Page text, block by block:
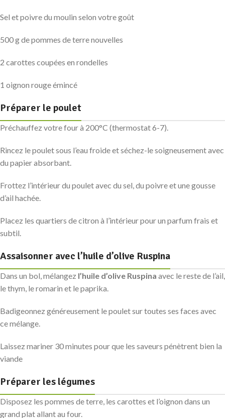
Sel et poivre du moulin selon votre goût
500 g de pommes de terre nouvelles
2 carottes coupées en rondelles
1 oignon rouge émincé
Préparer le poulet
Préchauffez votre four à 200°C (thermostat 6-7).
Rincez le poulet sous l’eau froide et séchez-le soigneusement avec
du papier absorbant.
Frottez l’intérieur du poulet avec du sel, du poivre et une gousse
d’ail hachée.
Placez les quartiers de citron à l’intérieur pour un parfum frais et
subtil.
Assaisonner avec l’huile d’olive Ruspina
Dans un bol, mélangez l’huile d’olive Ruspina avec le reste de l’ail,
le thym, le romarin et le paprika.
Badigeonnez généreusement le poulet sur toutes ses faces avec
ce mélange.
Laissez mariner 30 minutes pour que les saveurs pénètrent bien la
viande
Préparer les légumes
Disposez les pommes de terre, les carottes et l’oignon dans un
grand plat allant au four.